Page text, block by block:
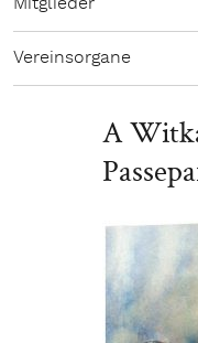
Vereinsorgane
A